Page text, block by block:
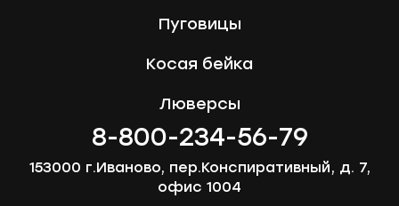
Пуговицы
Косая бейка
Люверсы
8-800-234-56-79
153000 г.Иваново, пер.Конспиративный, д. 7,
офис 1004